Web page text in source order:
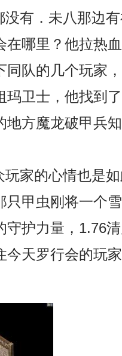
有．未八那边
在哪里？他拉热
同队的几个玩家
玛卫士，他找到
地方魔龙破甲兵
家的心情也是
只甲虫刚将一个
守护力量，1.76
今天罗行会的玩